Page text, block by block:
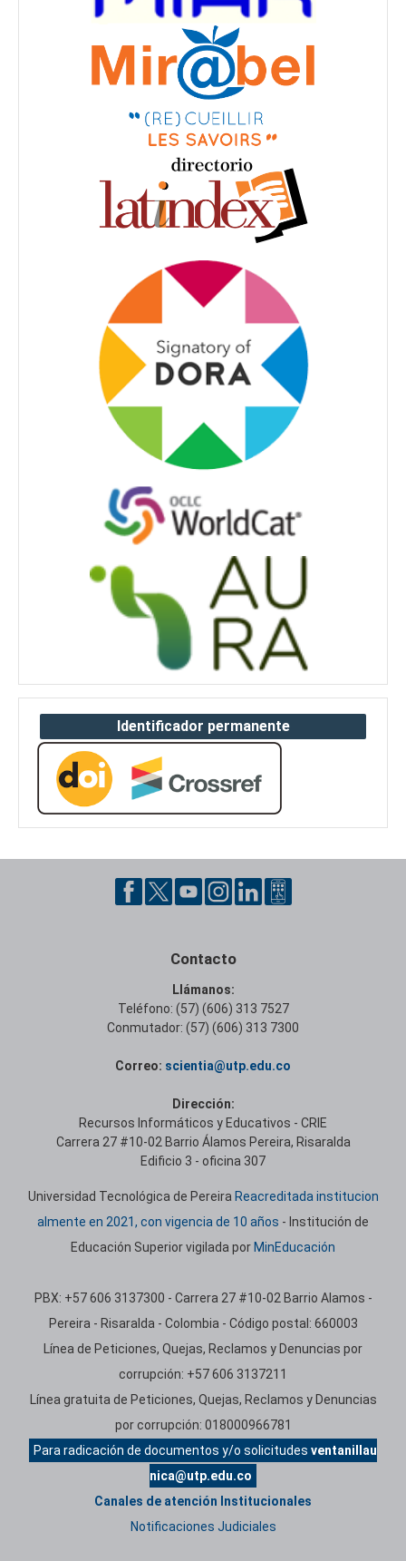
Identificador permanente
Contacto
Llámanos:
Teléfono: (57) (606) 313 7527
Conmutador: (57) (606) 313 7300
Correo: scientia@utp.edu.co
Dirección:
Recursos Informáticos y Educativos - CRIE
Carrera 27 #10-02 Barrio Álamos Pereira, Risaralda
Edificio 3 - oficina 307
Universidad Tecnológica de Pereira Reacreditada institucion
almente en 2021, con vigencia de 10 años - Institución de
Educación Superior vigilada por MinEducación
PBX: +57 606 3137300 - Carrera 27 #10-02 Barrio Alamos -
Pereira - Risaralda - Colombia - Código postal: 660003
Línea de Peticiones, Quejas, Reclamos y Denuncias por
corrupción: +57 606 3137211
Línea gratuita de Peticiones, Quejas, Reclamos y Denuncias
por corrupción: 018000966781
Para radicación de documentos y/o solicitudes ventanillau
nica@utp.edu.co
Canales de atención Institucionales
Notificaciones Judiciales